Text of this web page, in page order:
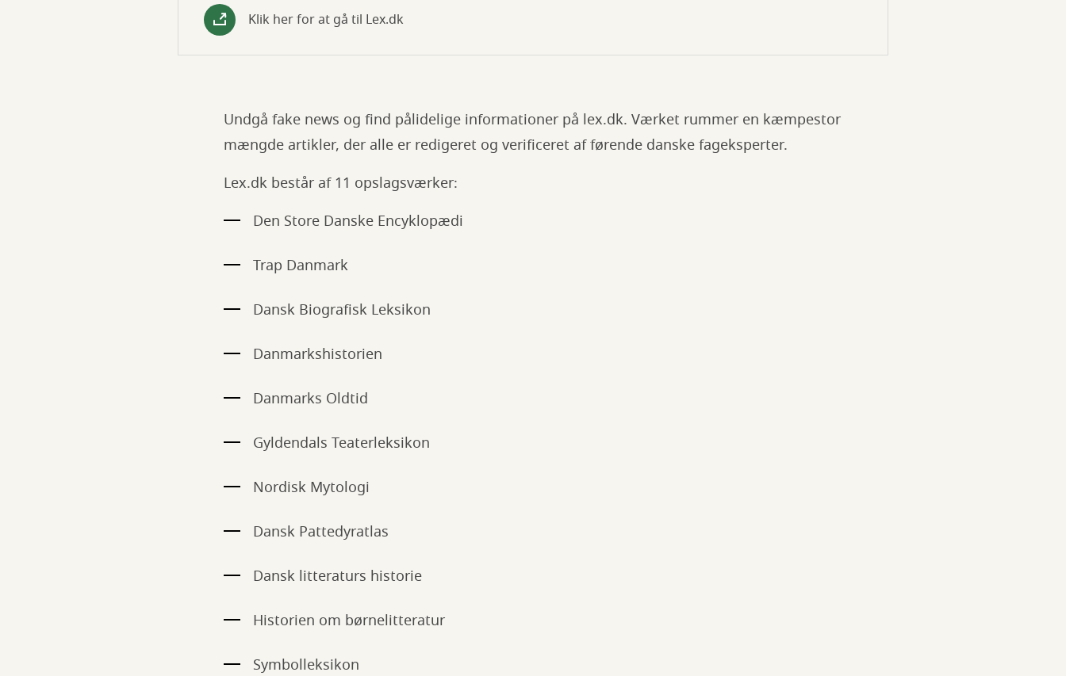
Klik her for at gå til Lex.dk
Undgå fake news og find pålidelige informationer på lex.dk. Værket rummer en kæmpestor
mængde artikler, der alle er redigeret og verificeret af førende danske fageksperter.
Lex.dk består af 11 opslagsværker:
Den Store Danske Encyklopædi
Trap Danmark
Dansk Biografisk Leksikon
Danmarkshistorien
Danmarks Oldtid
Gyldendals Teaterleksikon
Nordisk Mytologi
Dansk Pattedyratlas
Dansk litteraturs historie
Historien om børnelitteratur
Symbolleksikon